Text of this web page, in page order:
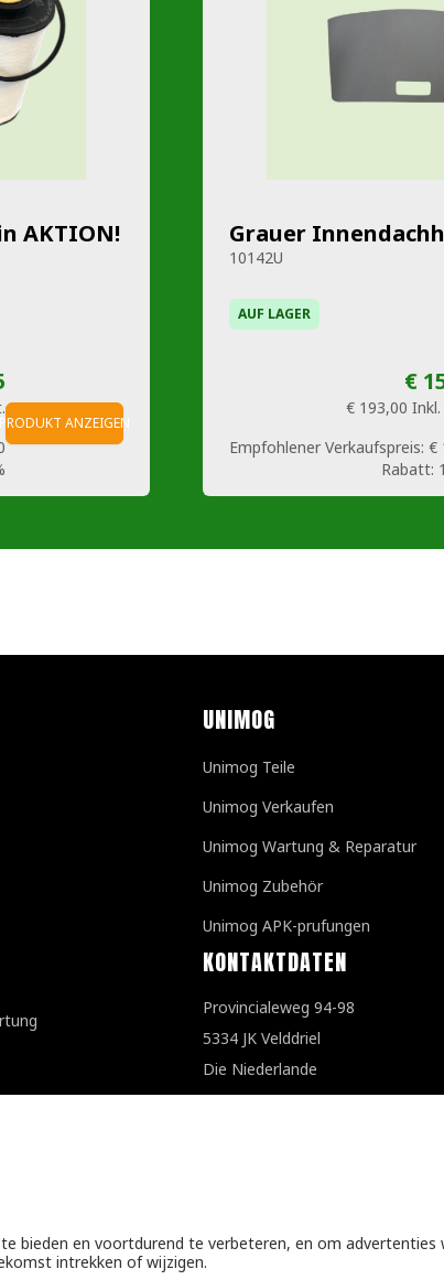
AKTION!
PRODUKT ANZEIGEN
Grauer
10142U
AUF LAGER
€
€ 193,00
Empfohlener Verkaufspreis: €
Rabatt:
UNIMOG
Unimog Teile
Unimog Verkaufen
Unimog Wartung & Reparatur
Unimog Zubehör
Unimog APK-prufungen
KONTAKTDATEN
Provincialeweg 94-98
5334 JK Velddriel
Die Niederlande